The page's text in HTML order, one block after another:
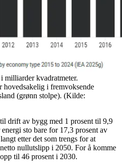
milliarder kvadratmeter.
hovedsakelig i fremvoksende
(grønn stolpe). (Kilde:
drift av bygg med 1 prosent til 9,9
sto bare for 17,3 prosent av
etter det som trengs for at
nullutslipp i 2050. For å komme
til 46 prosent i 2030.